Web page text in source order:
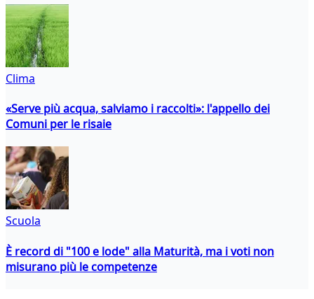
Clima
«Serve più acqua, salviamo i raccolti»: l'appello dei
Comuni per le risaie
Scuola
È record di "100 e lode" alla Maturità, ma i voti non
misurano più le competenze